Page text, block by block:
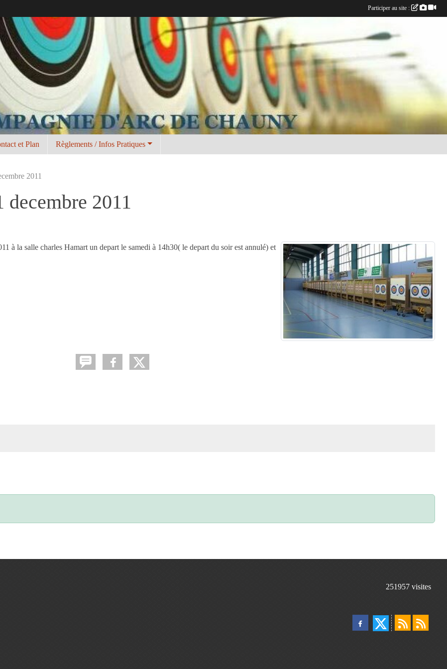
et Plan Règlements / Infos Pratiques
2011
2011
à la salle charles Hamart un depart le samedi à 14h30( le depart du soir est annulé) et
251957 visites
Participer au site :